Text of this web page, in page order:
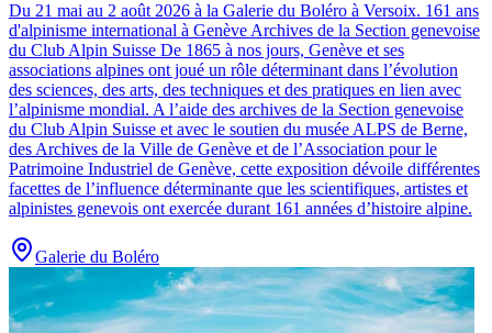
Du 21 mai au 2 août 2026 à la Galerie du Boléro à Versoix. 161 ans
d'alpinisme international à Genève Archives de la Section genevoise
du Club Alpin Suisse De 1865 à nos jours, Genève et ses
associations alpines ont joué un rôle déterminant dans l’évolution
des sciences, des arts, des techniques et des pratiques en lien avec
l’alpinisme mondial. A l’aide des archives de la Section genevoise
du Club Alpin Suisse et avec le soutien du musée ALPS de Berne,
des Archives de la Ville de Genève et de l’Association pour le
Patrimoine Industriel de Genève, cette exposition dévoile différentes
facettes de l’influence déterminante que les scientifiques, artistes et
alpinistes genevois ont exercée durant 161 années d’histoire alpine.
Galerie du Boléro